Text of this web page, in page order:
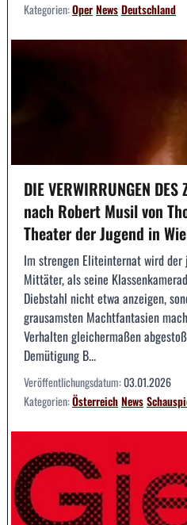
Kategorien:OperNewsDeutschland
DIE VERWIRRUNGEN DES
nach Robert Musil von
Theater der Jugend in
Im strengen Eliteinternat wird der
Mittäter, als seine
Diebstahl nicht etwa anzeigen,
grausamsten Machtfantasien
Verhalten gleichermaßen
Demütigung B...
Veröffentlichungsdatum:03.01.2026
Kategorien:ÖsterreichNews